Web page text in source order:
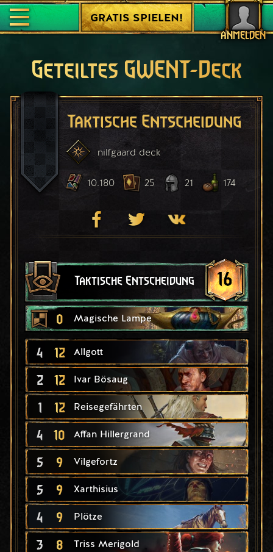
ANMELDEN
GRATIS SPIELEN!
Geteiltes GWENT-Deck
Taktische Entscheidung
nilfgaard deck
10.180 25 21 174
Taktische Entscheidung 16
0 Magische Lampe
4 12 Allgott
2 12 Ivar Bösaug
1 12 Reisegefährten
4 10 Affan Hillergrand
5 9 Vilgefortz
5 9 Xarthisius
4 9 Plötze
3 8 Triss Merigold